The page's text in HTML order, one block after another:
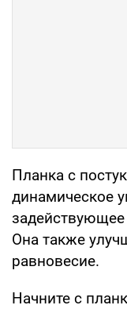
Планка с
динамическое
Она также
равновесие.
Начните с